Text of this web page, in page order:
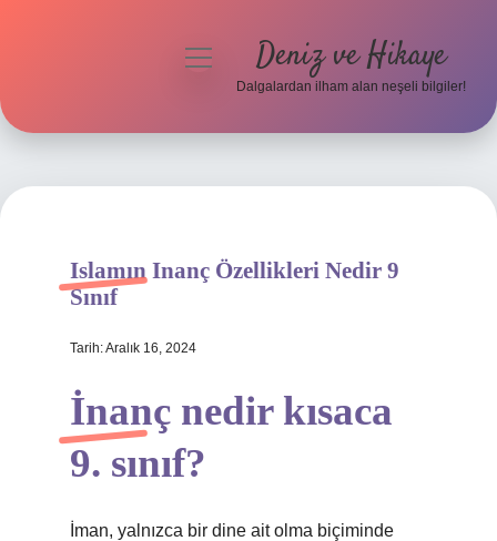
Hakkımızda
menüyü
Deniz ve Hikaye
Dalgalardan ilham alan neşeli bilgiler!
Islamın Inanç Özellikleri Nedir 9
Sınıf
Tarih: Aralık 16, 2024
İnanç nedir kısaca
9. sınıf?
İman, yalnızca bir dine ait olma biçiminde